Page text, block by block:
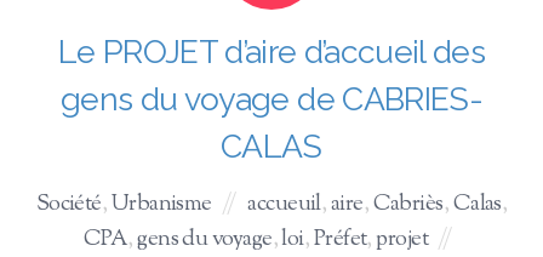
Le PROJET d’aire d’accueil des
gens du voyage de CABRIES-
CALAS
Société,Urbanisme accueuil,aire,Cabriès,Calas,
CPA,gens du voyage,loi,Préfet,projet